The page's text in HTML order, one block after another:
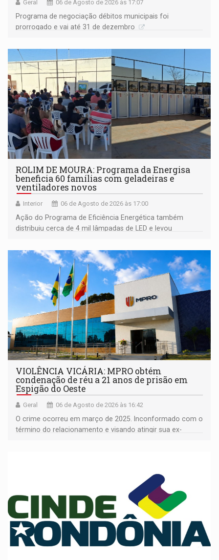
Geral 06 de Agosto de 2026 às 17:07
Programa de negociação débitos municipais foi
prorrogado e vai até 31 de dezembro
ROLIM DE MOURA: Programa da Energisa
beneficia 60 famílias com geladeiras e
ventiladores novos
Interior 06 de Agosto de 2026 às 17:00
Ação do Programa de Eficiência Energética também
distribuiu cerca de 4 mil lâmpadas de LED e levou
comunidade
VIOLÊNCIA VICÁRIA: MPRO obtém
condenação de réu a 21 anos de prisão em
Espigão do Oeste
Geral 06 de Agosto de 2026 às 16:42
O crime ocorreu em março de 2025. Inconformado com o
término do relacionamento e visando atingir sua ex-